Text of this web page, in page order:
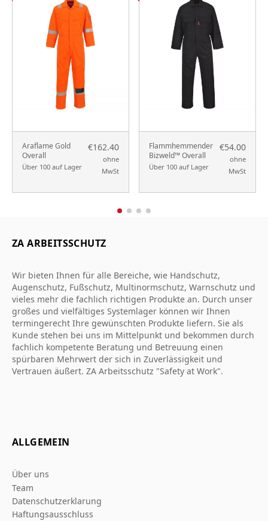
Araflame Gold
Overall
Über 100 auf Lager
€162.40
ohne
MwSt
Flammhemmender
Bizweld™ Overall
Über 100 auf Lager
€54.00
ohne
MwSt
ZA ARBEITSSCHUTZ
Wir bieten Ihnen für alle Bereiche, wie Handschutz,
Augenschutz, Fußschutz, Multinormschutz, Warnschutz und
vieles mehr die fachlich richtigen Produkte an. Durch unser
großes und vielfältiges Systemlager können wir Ihnen
termingerecht Ihre gewünschten Produkte liefern. Sie als
Kunde stehen bei uns im Mittelpunkt und bekommen durch
fachlich kompetente Beratung und Betreuung einen
spürbaren Mehrwert der sich in Zuverlässigkeit und
Vertrauen äußert. ZA Arbeitsschutz "Safety at Work".
ALLGEMEIN
Über uns
Team
Datenschutzerklarung
Haftungsausschluss